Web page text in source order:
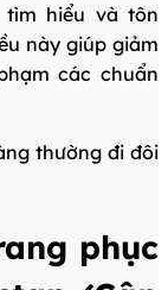
hiểu và tôn
này giúp giảm
các chuẩn
thường đi đôi
phục